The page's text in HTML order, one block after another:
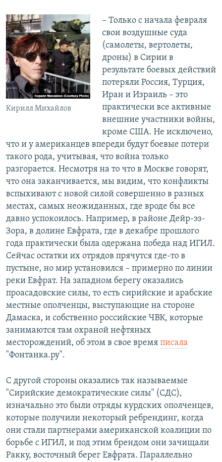
Кирилл Михайлов
– Только с начала февраля
свои воздушные суда
(самолеты, вертолеты,
дроны) в Сирии в
результате боевых действий
потеряли Россия, Турция,
Иран и Израиль – это
практически все активные
внешние участники войны,
кроме США. Не исключено,
что и у американцев впереди будут боевые потери
такого рода, учитывая, что война только
разгорается. Несмотря на то что в Москве говорят,
что она заканчивается, мы видим, что конфликты
вспыхивают с новой силой совершенно в разных
местах, самых неожиданных, где вроде бы все
давно успокоилось. Например, в районе Дейр-эз-
Зора, в долине Евфрата, где в декабре прошлого
года практически была одержана победа над ИГИЛ.
Сейчас остатки их отрядов прячутся где-то в
пустыне, но мир установился – примерно по линии
реки Евфрат. На западном берегу оказались
проасадовские силы, то есть сирийские и арабские
местные ополченцы, выступающие на стороне
Дамаска, и собственно российские ЧВК, которые
занимаются там охраной нефтяных
месторождений, об этом в свое время писала
"Фонтанка.ру".
С другой стороны оказались так называемые
"Сирийские демократические силы" (СДС),
изначально это были отряды курдских ополченцев,
которые получили некоторый ребрендинг, когда
они стали партнерами американской коалиции по
борьбе с ИГИЛ, и под этим брендом они зачищали
Ракку, восточный берег Евфрата. Параллельно